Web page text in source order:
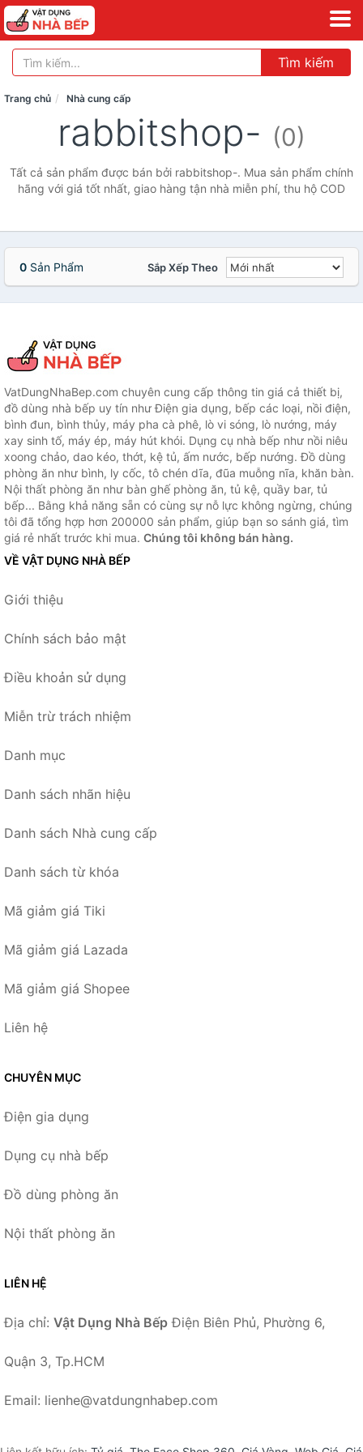
Tìm kiếm
Trang chủ Nhà cung cấp
rabbitshop- (0)
Tất cả sản phẩm được bán bởi rabbitshop-. Mua sản phẩm chính
hãng với giá tốt nhất, giao hàng tận nhà miễn phí, thu hộ COD
0 Sản Phẩm Sắp Xếp Theo
VatDungNhaBep.com chuyên cung cấp thông tin giá cả thiết bị,
đồ dùng nhà bếp uy tín như Điện gia dụng, bếp các loại, nồi điện,
bình đun, bình thủy, máy pha cà phê, lò vi sóng, lò nướng, máy
xay sinh tố, máy ép, máy hút khói. Dụng cụ nhà bếp như nồi niêu
xoong chảo, dao kéo, thớt, kệ tủ, ấm nước, bếp nướng. Đồ dùng
phòng ăn như bình, ly cốc, tô chén dĩa, đũa muỗng nĩa, khăn bàn.
Nội thất phòng ăn như bàn ghế phòng ăn, tủ kệ, quầy bar, tủ
bếp... Bằng khả năng sẵn có cùng sự nỗ lực không ngừng, chúng
tôi đã tổng hợp hơn 200000 sản phẩm, giúp bạn so sánh giá, tìm
giá rẻ nhất trước khi mua. Chúng tôi không bán hàng.
VỀ VẬT DỤNG NHÀ BẾP
Giới thiệu
Chính sách bảo mật
Điều khoản sử dụng
Miễn trừ trách nhiệm
Danh mục
Danh sách nhãn hiệu
Danh sách Nhà cung cấp
Danh sách từ khóa
Mã giảm giá Tiki
Mã giảm giá Lazada
Mã giảm giá Shopee
Liên hệ
CHUYÊN MỤC
Điện gia dụng
Dụng cụ nhà bếp
Đồ dùng phòng ăn
Nội thất phòng ăn
LIÊN HỆ
Địa chỉ: Vật Dụng Nhà Bếp Điện Biên Phủ, Phường 6,
Quận 3, Tp.HCM
Email: lienhe@vatdungnhabep.com